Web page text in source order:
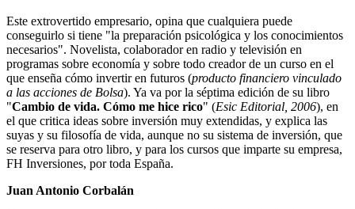
Este extrovertido empresario, opina que cualquiera puede
conseguirlo si tiene "la preparación psicológica y los conocimientos
necesarios". Novelista, colaborador en radio y televisión en
programas sobre economía y sobre todo creador de un curso en el
que enseña cómo invertir en futuros (producto financiero vinculado
a las acciones de Bolsa). Ya va por la séptima edición de su libro
"Cambio de vida. Cómo me hice rico" (Esic Editorial, 2006), en
el que critica ideas sobre inversión muy extendidas, y explica las
suyas y su filosofía de vida, aunque no su sistema de inversión, que
se reserva para otro libro, y para los cursos que imparte su empresa,
FH Inversiones, por toda España.
Juan Antonio Corbalán